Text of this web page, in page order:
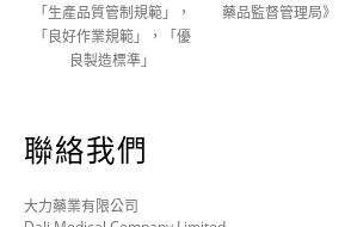
「生產品質管制規範」，
「良好作業規範」，「優
良製造標準」
藥品監督管理局》
聯絡我們
大力藥業有限公司